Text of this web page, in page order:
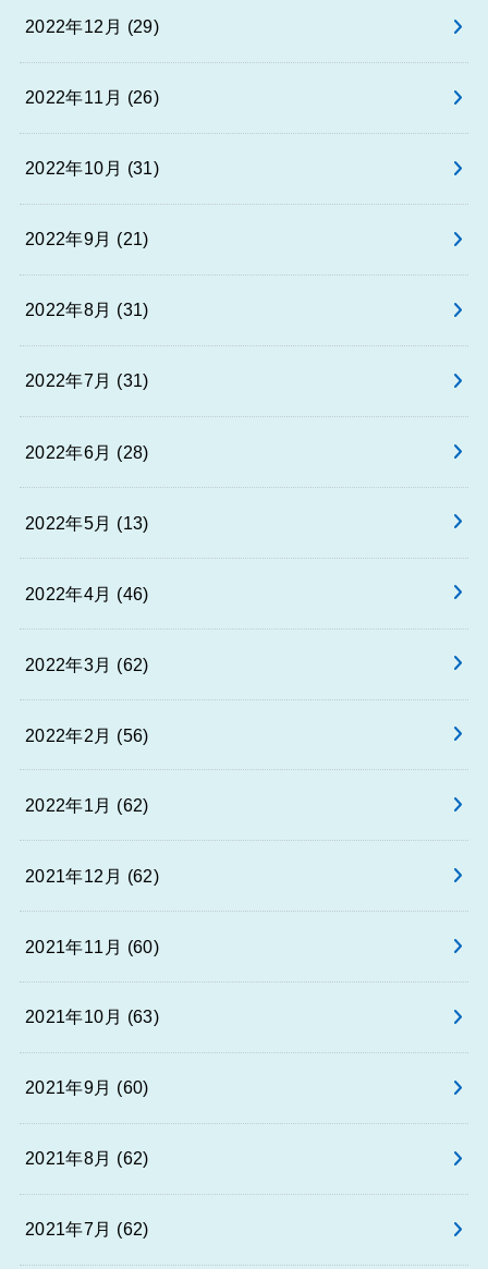
2022年12月 (29)
2022年11月 (26)
2022年10月 (31)
2022年9月 (21)
2022年8月 (31)
2022年7月 (31)
2022年6月 (28)
2022年5月 (13)
2022年4月 (46)
2022年3月 (62)
2022年2月 (56)
2022年1月 (62)
2021年12月 (62)
2021年11月 (60)
2021年10月 (63)
2021年9月 (60)
2021年8月 (62)
2021年7月 (62)